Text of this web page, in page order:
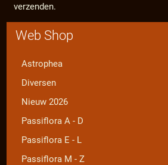
verzenden.
Web Shop
Astrophea
Diversen
Nieuw 2026
Passiflora A - D
Passiflora E - L
Passiflora M - Z